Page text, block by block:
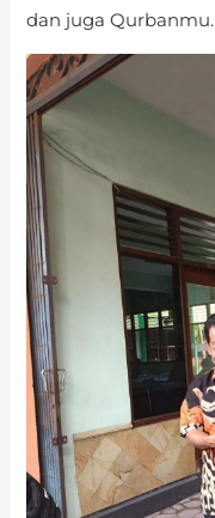
dan juga Qurbanmu.